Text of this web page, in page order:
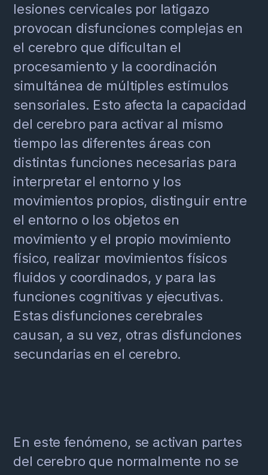
lesiones cervicales por latigazo
provocan disfunciones complejas en
el cerebro que dificultan el
procesamiento y la coordinación
simultánea de múltiples estímulos
sensoriales. Esto afecta la capacidad
del cerebro para activar al mismo
tiempo las diferentes áreas con
distintas funciones necesarias para
interpretar el entorno y los
movimientos propios, distinguir entre
el entorno o los objetos en
movimiento y el propio movimiento
físico, realizar movimientos físicos
fluidos y coordinados, y para las
funciones cognitivas y ejecutivas.
Estas disfunciones cerebrales
causan, a su vez, otras disfunciones
secundarias en el cerebro.
En este fenómeno, se activan partes
del cerebro que normalmente no se